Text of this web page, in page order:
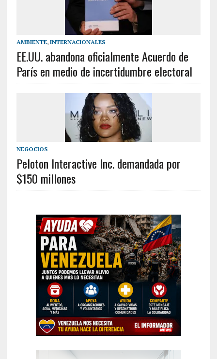
AMBIENTE, INTERNACIONALES
EE.UU. abandona oficialmente Acuerdo de
París en medio de incertidumbre electoral
NEGOCIOS
Peloton Interactive Inc. demandada por
$150 millones